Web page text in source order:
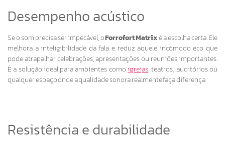
Desempenho acústico
Se o som precisa ser impecável, oForrofort Matrixé a escolha certa. Ele
melhora a inteligibilidade da fala e reduz aquele incômodo eco que
pode atrapalhar celebrações, apresentações ou reuniões importantes.
É a solução ideal para ambientes comoigrejas, teatros, auditórios ou
qualquer espaço onde a qualidade sonora realmente faça diferença.
Resistência e durabilidade